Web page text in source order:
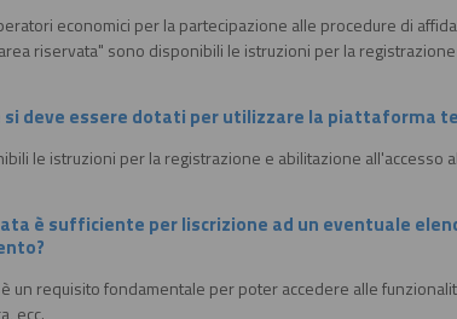
economici per la partecipazione alle procedure di
riservata" sono disponibili le istruzioni per la
deve essere dotati per utilizzare la piattaforma
le istruzioni per la registrazione e abilitazione all'accesso
è sufficiente per liscrizione ad un eventuale
un requisito fondamentale per poter accedere alle
ecc.